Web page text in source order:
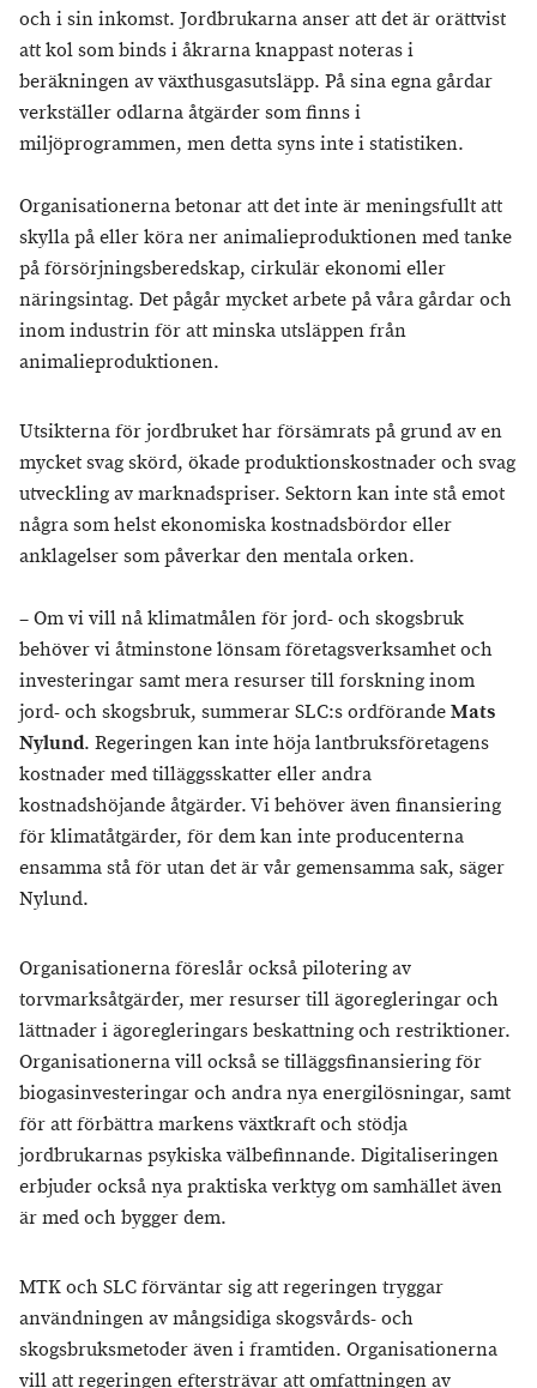
och i sin inkomst. Jordbrukarna anser att det är orättvist
att kol som binds i åkrarna knappast noteras i
beräkningen av växthusgasutsläpp. På sina egna gårdar
verkställer odlarna åtgärder som finns i
miljöprogrammen, men detta syns inte i statistiken.
Organisationerna betonar att det inte är meningsfullt att
skylla på eller köra ner animalieproduktionen med tanke
på försörjningsberedskap, cirkulär ekonomi eller
näringsintag. Det pågår mycket arbete på våra gårdar och
inom industrin för att minska utsläppen från
animalieproduktionen.
Utsikterna för jordbruket har försämrats på grund av en
mycket svag skörd, ökade produktionskostnader och svag
utveckling av marknadspriser. Sektorn kan inte stå emot
några som helst ekonomiska kostnadsbördor eller
anklagelser som påverkar den mentala orken.
– Om vi vill nå klimatmålen för jord- och skogsbruk
behöver vi åtminstone lönsam företagsverksamhet och
investeringar samt mera resurser till forskning inom
jord- och skogsbruk, summerar SLC:s ordförandeMats
Nylund. Regeringen kan inte höja lantbruksföretagens
kostnader med tilläggsskatter eller andra
kostnadshöjande åtgärder. Vi behöver även finansiering
för klimatåtgärder, för dem kan inte producenterna
ensamma stå för utan det är vår gemensamma sak, säger
Nylund.
Organisationerna föreslår också pilotering av
torvmarksåtgärder, mer resurser till ägoregleringar och
lättnader i ägoregleringars beskattning och restriktioner.
Organisationerna vill också se tilläggsfinansiering för
biogasinvesteringar och andra nya energilösningar, samt
för att förbättra markens växtkraft och stödja
jordbrukarnas psykiska välbefinnande. Digitaliseringen
erbjuder också nya praktiska verktyg om samhället även
är med och bygger dem.
MTK och SLC förväntar sig att regeringen tryggar
användningen av mångsidiga skogsvårds- och
skogsbruksmetoder även i framtiden. Organisationerna
vill att regeringen eftersträvar att omfattningen av